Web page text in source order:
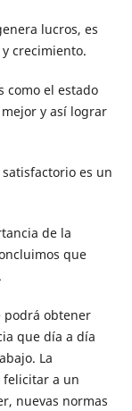
lucros, es
crecimiento.
como el estado
y así lograr
es un
de la
que
podrá obtener
que día a día
La
felicitar a un
nuevas normas